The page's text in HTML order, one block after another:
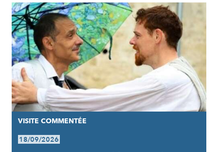
VISITE COMMENTÉE
18/09/2026